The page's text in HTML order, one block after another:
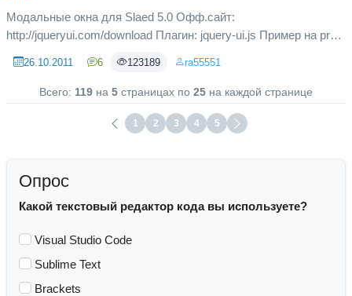
Модальные окна для Slaed 5.0 Офф.сайт:
http://jqueryui.com/download Плагин: jquery-ui.js Пример на pro-
Установка • Зали...
26.10.2011 6 123189 ra55551
Всего: 119 на 5 страницах по 25 на каждой странице
1 2 3 4 5
Опрос
Какой текстовый редактор кода вы используете?
Visual Studio Code
Sublime Text
Brackets